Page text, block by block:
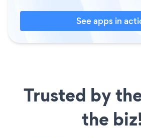
See apps in
Trusted by
the